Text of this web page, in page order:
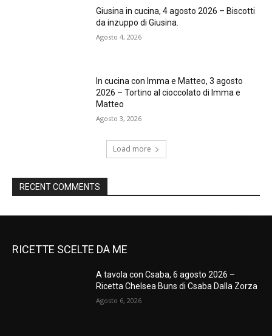
Giusina in cucina, 4 agosto 2026 – Biscotti
da inzuppo di Giusina.
Agosto 4, 2026
In cucina con Imma e Matteo, 3 agosto
2026 – Tortino al cioccolato di Imma e
Matteo
Agosto 3, 2026
Load more
RECENT COMMENTS
RICETTE SCELTE DA ME
A tavola con Csaba, 6 agosto 2026 –
Ricetta Chelsea Buns di Csaba Dalla Zorza
Agosto 6, 2026